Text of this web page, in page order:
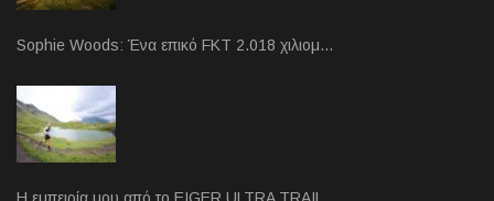
Sophie Woods: Ένα επικό FKT 2.018 χιλιομ…